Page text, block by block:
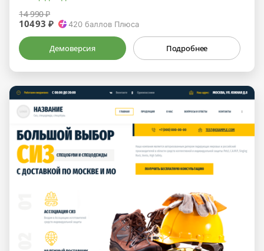
14 990 ₽
10493 ₽ 420 баллов Плюса
Демоверсия Подробнее